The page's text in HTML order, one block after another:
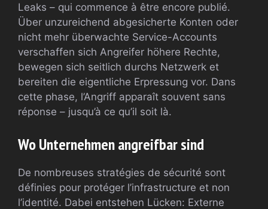
Leaks – qui commence à être encore publié.
Über unzureichend abgesicherte Konten oder
nicht mehr überwachte Service-Accounts
verschaffen sich Angreifer höhere Rechte,
bewegen sich seitlich durchs Netzwerk et
bereiten die eigentliche Erpressung vor. Dans
cette phase, l’Angriff apparaît souvent sans
réponse – jusqu’à ce qu’il soit là.
Wo Unternehmen angreifbar sind
De nombreuses stratégies de sécurité sont
définies pour protéger l’infrastructure et non
l’identité. Dabei entstehen Lücken: Externe